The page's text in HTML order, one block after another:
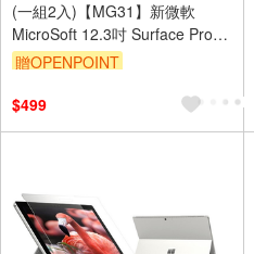
(一組2入)【MG31】新微軟
MicroSoft 12.3吋 Surface Pro
4/5/6/7鋼化玻璃螢幕保護貼
贈OPENPOINT
$499